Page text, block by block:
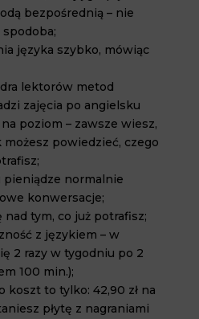
bezpośrednią – nie
spodoba;
języka szybko, mówiąc
lektorów metod
zajęcia po angielsku
poziom – zawsze wiesz,
możesz powiedzieć, czego
pieniądze normalnie
konwersacje;
nad tym, co już potrafisz;
z językiem – w
2 razy w tygodniu po 2
100 min.);
koszt to tylko: 42,90 zł na
płytę z nagraniami